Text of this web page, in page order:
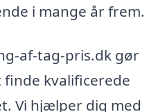
i mange år frem.
af-tag-pris.dk gør
kvalificerede
Vi hjælper dig med